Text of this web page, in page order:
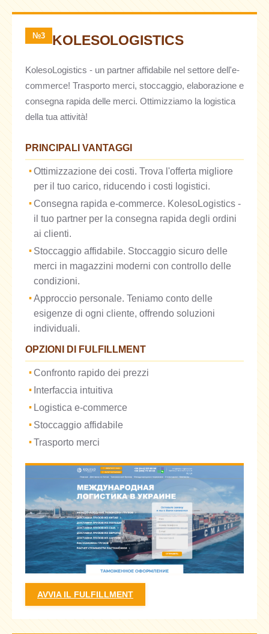
№3 KOLESOLOGISTICS
KolesoLogistics - un partner affidabile nel settore dell'e-
commerce! Trasporto merci, stoccaggio, elaborazione e
consegna rapida delle merci. Ottimizziamo la logistica
della tua attività!
PRINCIPALI VANTAGGI
Ottimizzazione dei costi. Trova l'offerta migliore
per il tuo carico, riducendo i costi logistici.
Consegna rapida e-commerce. KolesoLogistics -
il tuo partner per la consegna rapida degli ordini
ai clienti.
Stoccaggio affidabile. Stoccaggio sicuro delle
merci in magazzini moderni con controllo delle
condizioni.
Approccio personale. Teniamo conto delle
esigenze di ogni cliente, offrendo soluzioni
individuali.
OPZIONI DI FULFILLMENT
Confronto rapido dei prezzi
Interfaccia intuitiva
Logistica e-commerce
Stoccaggio affidabile
Trasporto merci
AVVIA IL FULFILLMENT